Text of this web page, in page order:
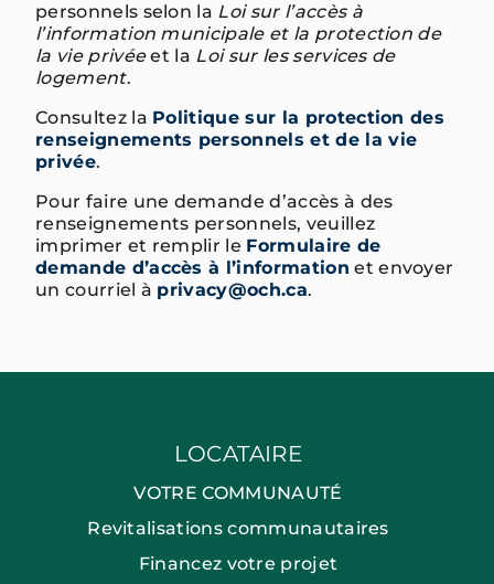
personnels selon la Loi sur l’accès à
l’information municipale et la protection de
la vie privéeet la Loi sur les services de
logement.
Consultez la Politique sur la protection des
renseignements personnels et de la vie
privée.
Pour faire une demande d’accès à des
renseignements personnels, veuillez
imprimer et remplir le Formulaire de
demande d’accès à l’information et envoyer
un courriel à privacy@och.ca.
LOCATAIRE
VOTRE COMMUNAUTÉ
Revitalisations communautaires
Financez votre projet